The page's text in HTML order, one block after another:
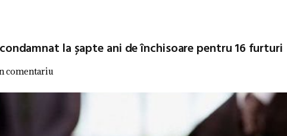
la șapte ani de închisoare pentru 16 furturi
comentariu